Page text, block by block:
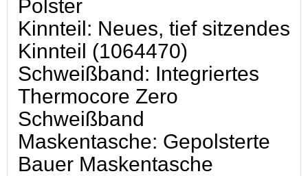
Polster
Kinnteil: Neues, tief sitzendes
Kinnteil (1064470)
Schweißband: Integriertes
Thermocore Zero
Schweißband
Maskentasche: Gepolsterte
Bauer Maskentasche